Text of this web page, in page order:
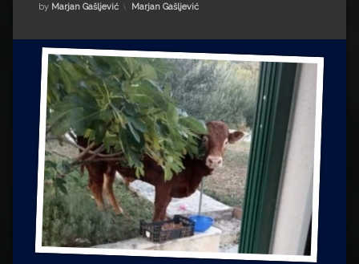
Impressum
Milenko Strižak
Drugi autori
Drugi autori
Matea Andrić
Ljiljana Lekanić-Kljaić
Željko Krznarić
Mario Lovreković
Miroslav Šantek
by Marjan Gašljević Kategorije:
Marjan Gašljević